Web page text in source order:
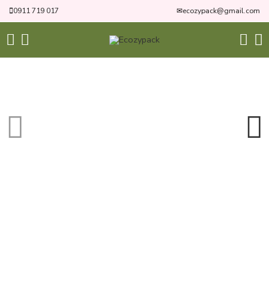
0911 719 017 ✉ecozypack@gmail.com